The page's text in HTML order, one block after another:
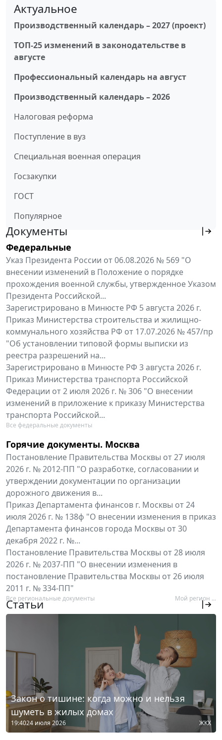
Актуальное
Производственный календарь – 2027 (проект)
ТОП-25 изменений в законодательстве в
августе
Профессиональный календарь на август
Производственный календарь – 2026
Налоговая реформа
Поступление в вуз
Специальная военная операция
Госзакупки
ГОСТ
Популярное
Документы
Федеральные
Указ Президента России от 06.08.2026 № 569 "О
внесении изменений в Положение о порядке
прохождения военной службы, утвержденное Указом
Президента Российской...
Зарегистрировано в Минюсте РФ 5 августа 2026 г.
Приказ Министерства строительства и жилищно-
коммунального хозяйства РФ от 17.07.2026 № 457/пр
"Об установлении типовой формы выписки из
реестра разрешений на...
Зарегистрировано в Минюсте РФ 3 августа 2026 г.
Приказ Министерства транспорта Российской
Федерации от 2 июля 2026 г. № 306 "О внесении
изменений в приложение к приказу Министерства
транспорта Российской...
Все федеральные документы
Горячие документы. Москва
Постановление Правительства Москвы от 27 июля
2026 г. № 2012-ПП "О разработке, согласовании и
утверждении документации по организации
дорожного движения в...
Приказ Департамента финансов г. Москвы от 24
июля 2026 г. № 138ф "О внесении изменения в приказ
Департамента финансов города Москвы от 30
декабря 2022 г. №...
Постановление Правительства Москвы от 28 июля
2026 г. № 2037-ПП "О внесении изменения в
постановление Правительства Москвы от 26 июля
2011 г. № 334-ПП"
Все региональные документы Мой регион ...
Статьи
Закон о тишине: когда можно и нельзя
шуметь в жилых домах
19:4024 июля 2026 ЖКХ